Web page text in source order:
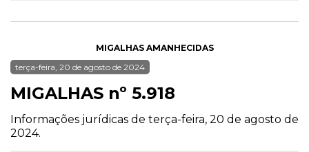
MIGALHAS AMANHECIDAS
terça-feira, 20 de agosto de 2024
MIGALHAS nº 5.918
Informações jurídicas de terça-feira, 20 de agosto de
2024.